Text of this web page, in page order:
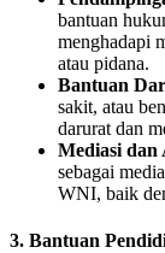
bantuan
menghadapi
atau pidana.
Bantuan
sakit, atau
darurat dan
Mediasi dan
sebagai
WNI, baik
3. Bantuan